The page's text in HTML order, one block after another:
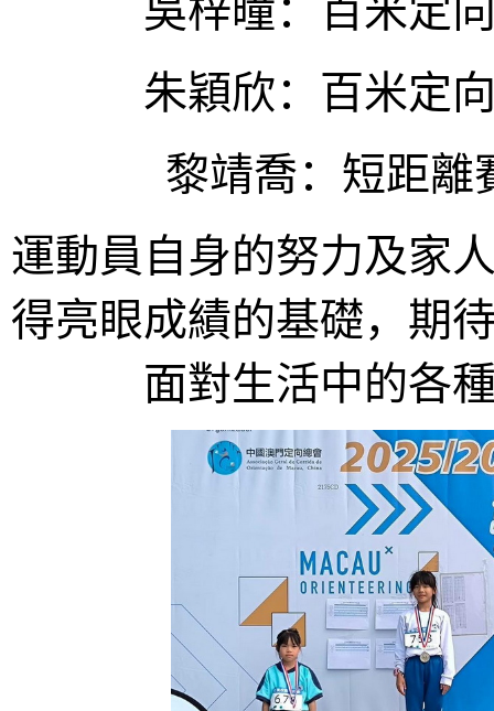
吳梓曈：百米定
朱穎欣：百米定
黎靖喬：短距離
運動員自身的努力及家
得亮眼成績的基礎，期
面對生活中的各